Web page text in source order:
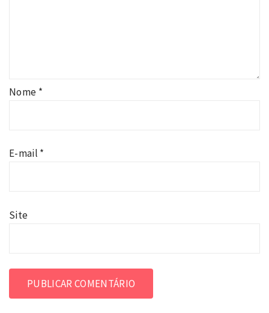
Nome *
E-mail *
Site